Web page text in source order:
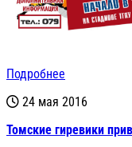
Подробнее
24 мая 2016
Томские гиревики